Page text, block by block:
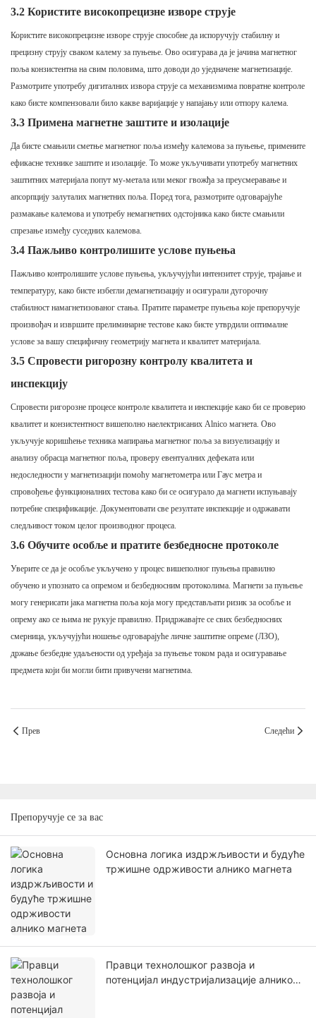
3.2 Користите високопрецизне изворе струје
Користите високопрецизне изворе струје способне да испоручују стабилну и
прецизну струју сваком калему за пуњење. Ово осигурава да је јачина магнетног
поља конзистентна на свим половима, што доводи до уједначене магнетизације.
Размотрите употребу дигиталних извора струје са механизмима повратне контроле
како бисте компензовали било какве варијације у напајању или отпору калема.
3.3 Примена магнетне заштите и изолације
Да бисте смањили сметње магнетног поља између калемова за пуњење, примените
ефикасне технике заштите и изолације. То може укључивати употребу магнетних
заштитних материјала попут му-метала или меког гвожђа за преусмеравање и
апсорпцију залуталих магнетних поља. Поред тога, размотрите одговарајуће
размакање калемова и употребу немагнетних одстојника како бисте смањили
спрезање између суседних калемова.
3.4 Пажљиво контролишите услове пуњења
Пажљиво контролишите услове пуњења, укључујући интензитет струје, трајање и
температуру, како бисте избегли демагнетизацију и осигурали дугорочну
стабилност намагнетизованог стања. Пратите параметре пуњења које препоручује
произвођач и извршите прелиминарне тестове како бисте утврдили оптималне
услове за вашу специфичну геометрију магнета и квалитет материјала.
3.5 Спровести ригорозну контролу квалитета и
инспекцију
Спровести ригорозне процесе контроле квалитета и инспекције како би се проверио
квалитет и конзистентност вишеполно наелектрисаних Alnico магнета. Ово
укључује коришћење техника мапирања магнетног поља за визуелизацију и
анализу обрасца магнетног поља, проверу евентуалних дефеката или
недоследности у магнетизацији помоћу магнетометра или Гаус метра и
спровођење функционалних тестова како би се осигурало да магнети испуњавају
потребне спецификације. Документовати све резултате инспекције и одржавати
следљивост током целог производног процеса.
3.6 Обучите особље и пратите безбедносне протоколе
Уверите се да је особље укључено у процес вишеполног пуњења правилно
обучено и упознато са опремом и безбедносним протоколима. Магнети за пуњење
могу генерисати јака магнетна поља која могу представљати ризик за особље и
опрему ако се њима не рукује правилно. Придржавајте се свих безбедносних
смерница, укључујући ношење одговарајуће личне заштитне опреме (ЛЗО),
држање безбедне удаљености од уређаја за пуњење током рада и осигуравање
предмета који би могли бити привучени магнетима.
Прев Следећи
Препоручује се за вас
Основна логика издржљивости и будуће
тржишне одрживости алнико магнета
Правци технолошког развоја и
потенцијал индустријализације алнико